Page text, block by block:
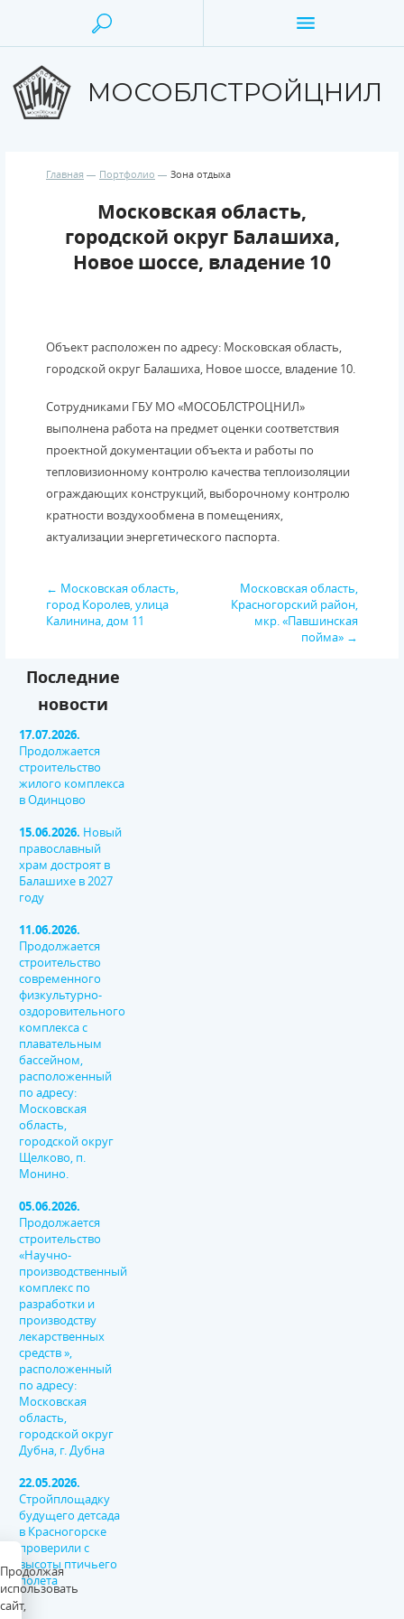
МОСОБЛСТРОЙЦНИЛ
Главная Портфолио Зона отдыха
Московская область,
городской округ Балашиха,
Новое шоссе, владение 10
Объект расположен по адресу: Московская область,
городской округ Балашиха, Новое шоссе, владение 10.
Сотрудниками ГБУ МО «МОСОБЛСТРОЦНИЛ»
выполнена работа на предмет оценки соответствия
проектной документации объекта и работы по
тепловизионному контролю качества теплоизоляции
ограждающих конструкций, выборочному контролю
кратности воздухообмена в помещениях,
актуализации энергетического паспорта.
← Московская область,
город Королев, улица
Калинина, дом 11
Московская область,
Красногорский район,
мкр. «Павшинская
пойма» →
Последние
новости
17.07.2026.
Продолжается
строительство
жилого комплекса
в Одинцово
15.06.2026. Новый
православный
храм достроят в
Балашихе в 2027
году
11.06.2026.
Продолжается
строительство
современного
физкультурно-
оздоровительного
комплекса с
плавательным
бассейном,
расположенный
по адресу:
Московская
область,
городской округ
Щелково, п.
Монино.
05.06.2026.
Продолжается
строительство
«Научно-
производственный
комплекс по
разработки и
производству
лекарственных
средств »,
расположенный
по адресу:
Московская
область,
городской округ
Дубна, г. Дубна
22.05.2026.
Стройплощадку
будущего детсада
в Красногорске
проверили с
высоты птичьего
полета
Продолжая
использовать
сайт,